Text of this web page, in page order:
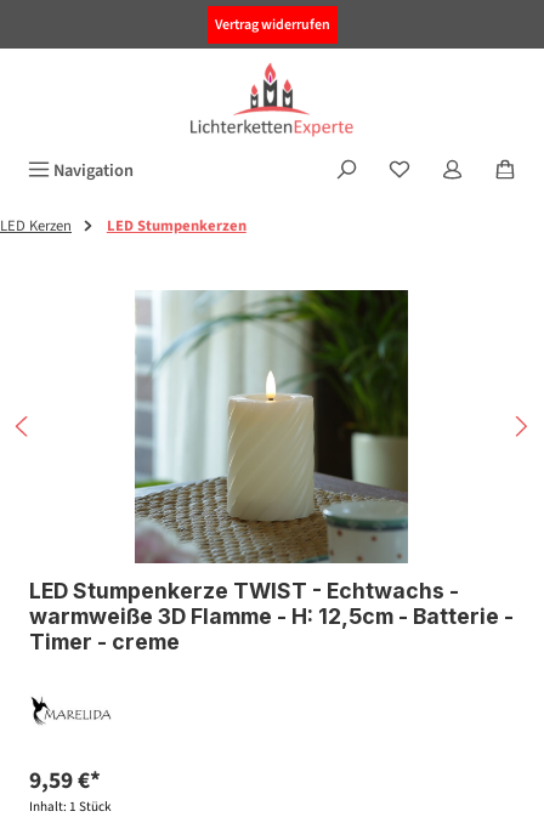
Vertrag widerrufen
Navigation
LED Kerzen LED Stumpenkerzen
Bildergalerie überspringen
LED Stumpenkerze TWIST - Echtwachs -
warmweiße 3D Flamme - H: 12,5cm - Batterie -
Timer - creme
9,59 €*
Inhalt: 1 Stück